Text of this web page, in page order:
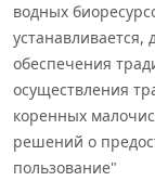
водных
устанавливается,
обеспечения
осуществления
коренных
решений о
пользование"